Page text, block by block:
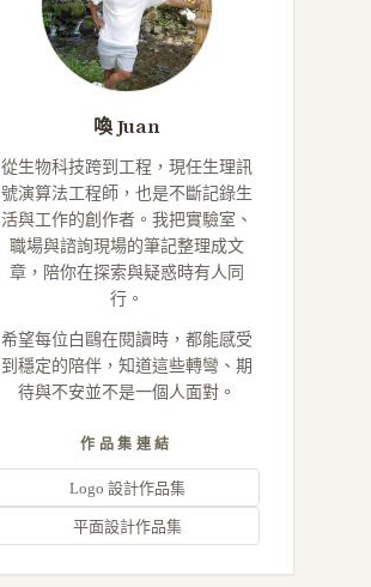
喚 Juan
從生物科技跨到工程，現任生理訊
號演算法工程師，也是不斷記錄生
活與工作的創作者。我把實驗室、
職場與諮詢現場的筆記整理成文
章，陪你在探索與疑惑時有人同
行。
希望每位白鷗在閱讀時，都能感受
到穩定的陪伴，知道這些轉彎、期
待與不安並不是一個人面對。
作品集連結
Logo 設計作品集
平面設計作品集